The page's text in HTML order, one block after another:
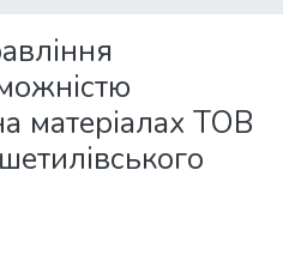
матеріалах ТОВ